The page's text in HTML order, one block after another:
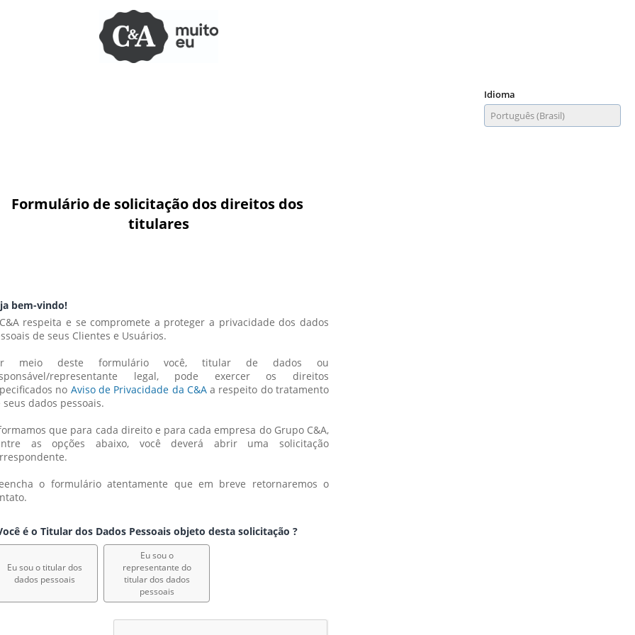
Idioma
Formulário de solicitação dos direitos dos
titulares
bem-vindo!
respeita e se compromete a proteger a privacidade dos dados
de seus Clientes e Usuários.
meio deste formulário você, titular de dados ou
representante legal, pode exercer os direitos
no Aviso de Privacidade da C&A a respeito do tratamento
seus dados pessoais.
que para cada direito e para cada empresa do Grupo C&A,
as opções abaixo, você deverá abrir uma solicitação
o formulário atentamente que em breve retornaremos o
é o Titular dos Dados Pessoais objeto desta solicitação ?
Eu sou o titular dos
dados pessoais
Eu sou o
representante do
titular dos dados
pessoais